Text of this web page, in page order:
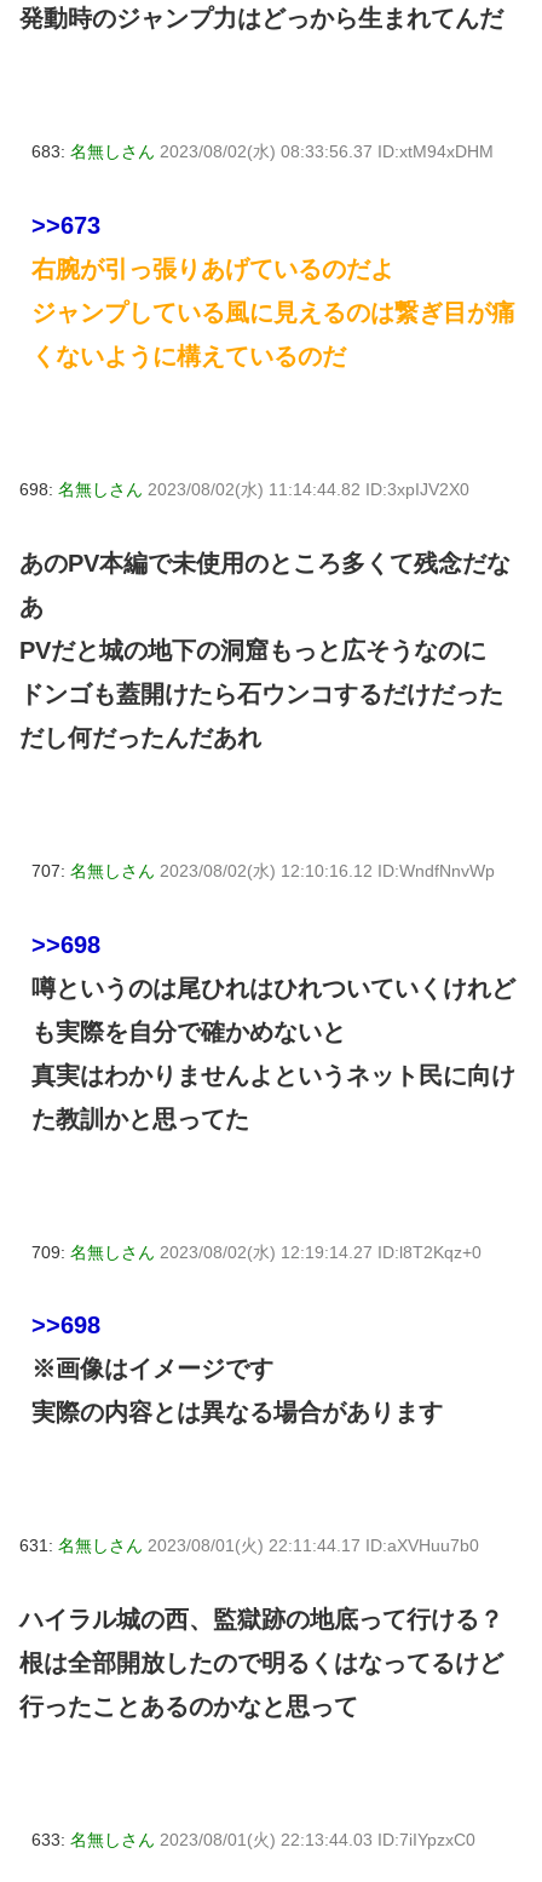
発動時のジャンプ力はどっから生まれてんだ
683: 名無しさん 2023/08/02(水) 08:33:56.37 ID:xtM94xDHM
>>673
右腕が引っ張りあげているのだよ
ジャンプしている風に見えるのは繋ぎ目が痛
くないように構えているのだ
698: 名無しさん 2023/08/02(水) 11:14:44.82 ID:3xpIJV2X0
あのPV本編で未使用のところ多くて残念だな
あ
PVだと城の地下の洞窟もっと広そうなのに
ドンゴも蓋開けたら石ウンコするだけだった
だし何だったんだあれ
707: 名無しさん 2023/08/02(水) 12:10:16.12 ID:WndfNnvWp
>>698
噂というのは尾ひれはひれついていくけれど
も実際を自分で確かめないと
真実はわかりませんよというネット民に向け
た教訓かと思ってた
709: 名無しさん 2023/08/02(水) 12:19:14.27 ID:l8T2Kqz+0
>>698
※画像はイメージです
実際の内容とは異なる場合があります
631: 名無しさん 2023/08/01(火) 22:11:44.17 ID:aXVHuu7b0
ハイラル城の西、監獄跡の地底って行ける？
根は全部開放したので明るくはなってるけど
行ったことあるのかなと思って
633: 名無しさん 2023/08/01(火) 22:13:44.03 ID:7iIYpzxC0